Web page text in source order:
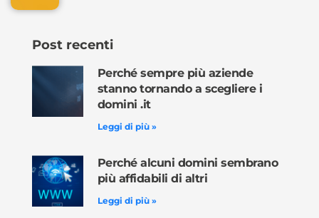
Post recenti
Perché sempre più aziende
stanno tornando a scegliere i
domini .it
Leggi di più »
Perché alcuni domini sembrano
più affidabili di altri
Leggi di più »